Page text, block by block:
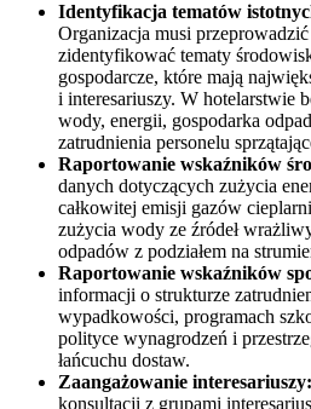
Identyfikacja tematów
Organizacja musi
zidentyfikować tematy
gospodarcze, które mają
i interesariuszy. W hotelarstwie
wody, energii, gospodarka
zatrudnienia personelu
Raportowanie wskaźników
danych dotyczących zużycia
całkowitej emisji gazów
zużycia wody ze źródeł
odpadów z podziałem na
Raportowanie wskaźników
informacji o strukturze
wypadkowości, programach
polityce wynagrodzeń i
łańcuchu dostaw.
Zaangażowanie interesariuszy:
konsultacji z grupami